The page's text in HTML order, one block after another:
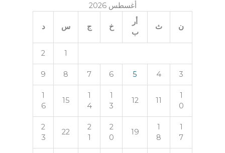
أغسطس 2026
ن ث
أر
ب
خ ج س د
1
2
3
4
5
6
7
8
9
1
0
11
12
1
3
1
4
15
1
6
1
7
1
8
19
2
0
2
1
22
2
3